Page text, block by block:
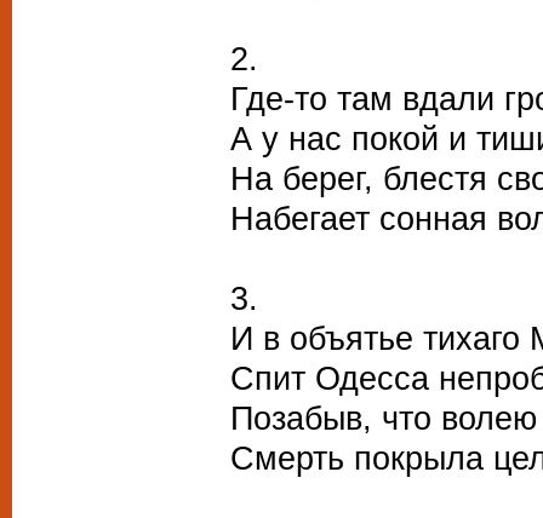
2.
Где-то там вдали
А у нас покой и
На берег, блестя
Набегает сонная
3.
И в объятье
Спит Одесса
Позабыв, что
Смерть покрыла